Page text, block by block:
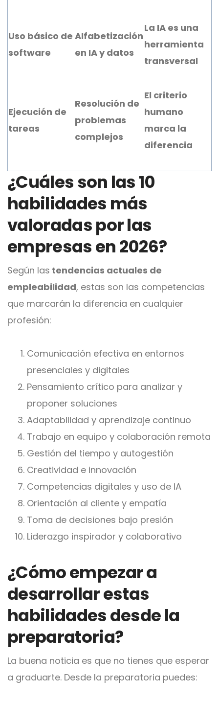
Uso básico de
software
Alfabetización
en IA y datos
La IA es una
herramienta
transversal
Ejecución de
tareas
Resolución de
problemas
complejos
El criterio
humano
marca la
diferencia
¿Cuáles son las 10
habilidades más
valoradas por las
empresas en 2026?
Según las tendencias actuales de
empleabilidad, estas son las competencias
que marcarán la diferencia en cualquier
profesión:
Comunicación efectiva en entornos
presenciales y digitales
Pensamiento crítico para analizar y
proponer soluciones
Adaptabilidad y aprendizaje continuo
Trabajo en equipo y colaboración remota
Gestión del tiempo y autogestión
Creatividad e innovación
Competencias digitales y uso de IA
Orientación al cliente y empatía
Toma de decisiones bajo presión
Liderazgo inspirador y colaborativo
¿Cómo empezar a
desarrollar estas
habilidades desde la
preparatoria?
La buena noticia es que no tienes que esperar
a graduarte. Desde la preparatoria puedes: